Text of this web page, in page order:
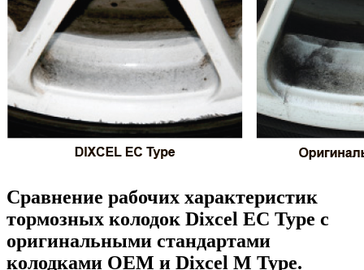
Сравнение рабочих характеристик
тормозных колодок Dixcel EC Type с
оригинальными стандартами
колодками OEM и Dixcel M Type.